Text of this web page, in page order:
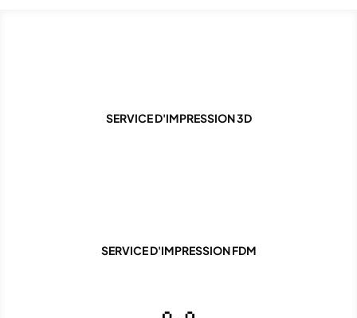
SERVICE D'IMPRESSION 3D
SERVICE D'IMPRESSION FDM